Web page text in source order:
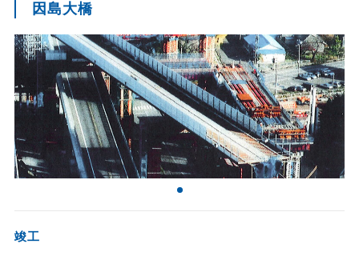
因島大橋
竣工